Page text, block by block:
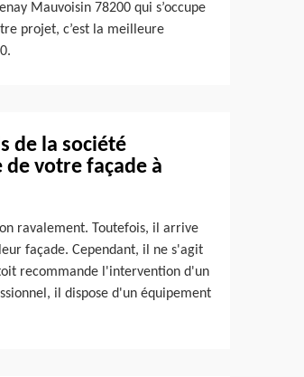
Mauvoisin 78200 qui s’occupe
projet, c’est la meilleure
de la société
votre façade à
ravalement. Toutefois, il arrive
façade. Cependant, il ne s'agit
recommande l'intervention d'un
il dispose d'un équipement